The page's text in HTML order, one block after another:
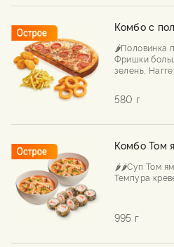
Комбо с
🌶️Половинка
Фришки
зелень,
580 г
Комбо Том
🌶️🌶️Суп Том
Темпура
995 г